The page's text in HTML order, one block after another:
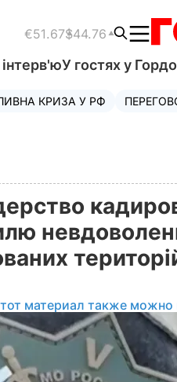
€51.67$44.76
інтерв'юУ гостях у
КРИЗА У РФ
материал также можно